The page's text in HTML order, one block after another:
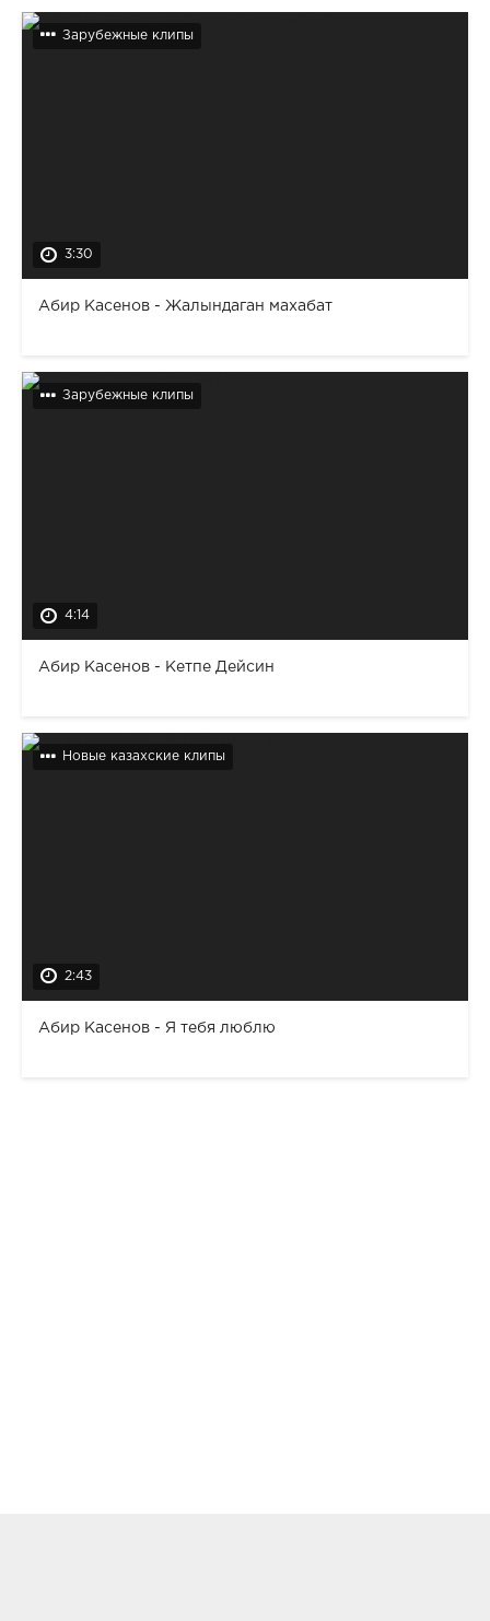
Зарубежные клипы
3:30
Абир Касенов - Жалындаган махабат
Зарубежные клипы
4:14
Абир Касенов - Кетпе Дейсин
Новые казахские клипы
2:43
Абир Касенов - Я тебя люблю